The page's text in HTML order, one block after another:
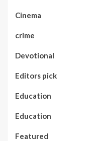
Cinema
crime
Devotional
Editors pick
Education
Education
Featured